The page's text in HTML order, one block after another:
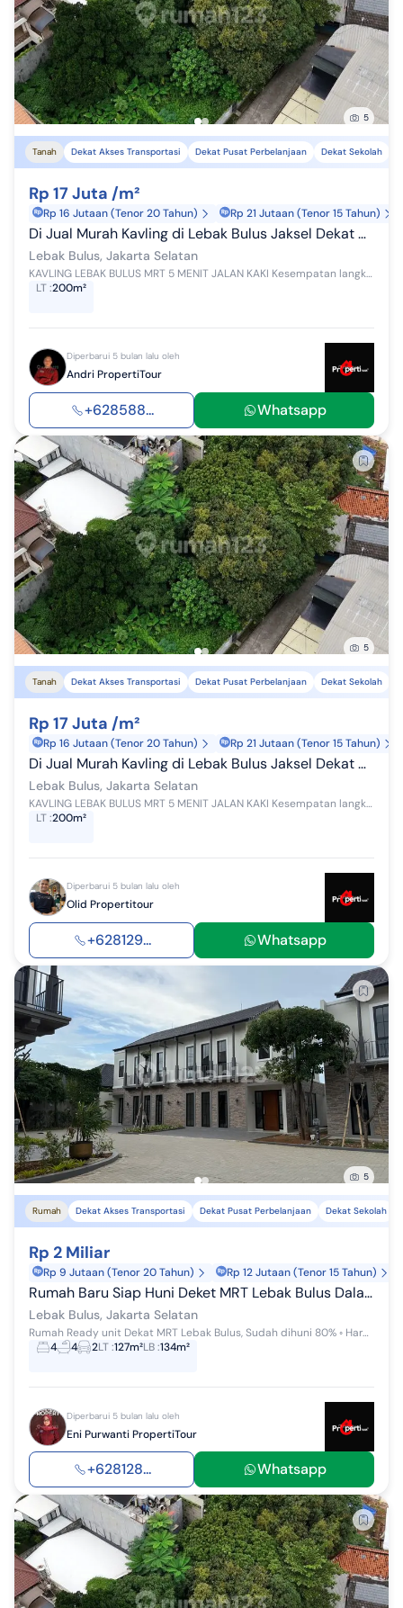
5
Tanah Dekat Akses Transportasi Dekat Pusat Perbelanjaan Dekat Sekolah
Rp 17 Juta /m²
Rp 16 Jutaan (Tenor 20 Tahun) Rp 21 Jutaan (Tenor 15 Tahun)
Di Jual Murah Kavling di Lebak Bulus Jaksel Dekat MRT Lebak Bulus
Lebak Bulus, Jakarta Selatan
KAVLING LEBAK BULUS MRT 5 MENIT JALAN KAKI Kesempatan langka memiliki tanah di area premium Lebak Bulus, sangat dekat MRT. Kavling Siap Bangun Coc...
LT:200m²
Diperbarui 5 bulan lalu oleh
Andri PropertiTour
+628588... Whatsapp
5
Tanah Dekat Akses Transportasi Dekat Pusat Perbelanjaan Dekat Sekolah
Rp 17 Juta /m²
Rp 16 Jutaan (Tenor 20 Tahun) Rp 21 Jutaan (Tenor 15 Tahun)
Di Jual Murah Kavling di Lebak Bulus Jaksel Dekat MRT Lebak Bulus
Lebak Bulus, Jakarta Selatan
KAVLING LEBAK BULUS MRT 5 MENIT JALAN KAKI Kesempatan langka memiliki tanah di area premium Lebak Bulus, sangat dekat MRT. Kavling Siap Bangun Coc...
LT:200m²
Diperbarui 5 bulan lalu oleh
Olid Propertitour
+628129... Whatsapp
5
Rumah Dekat Akses Transportasi Dekat Pusat Perbelanjaan Dekat Sekolah
Rp 2 Miliar
Rp 9 Jutaan (Tenor 20 Tahun) Rp 12 Jutaan (Tenor 15 Tahun)
Rumah Baru Siap Huni Deket MRT Lebak Bulus Dalam Cluster Dekat Tol
Lebak Bulus, Jakarta Selatan
Rumah Ready unit Dekat MRT Lebak Bulus, Sudah dihuni 80% ◦ Harga Mulai mulai 2 Man - Cicilan start 12JT'an Rumah 2 Lantai - Lebar 7 dan 8 Meter...
4
4 2LT:127m²LB:134m²
Diperbarui 5 bulan lalu oleh
Eni Purwanti PropertiTour
+628128... Whatsapp